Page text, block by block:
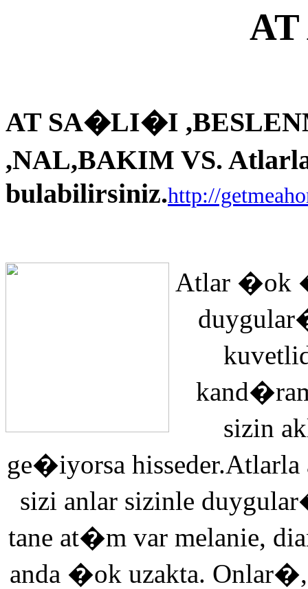
AT SA�LI�I
,NAL,BAKIM VS.
bulabilirsiniz.http://
Atlar �ok
sizin
ge�iyorsa
sizi anlar sizinle
tane at�m var melanie,
anda �ok uzakta.